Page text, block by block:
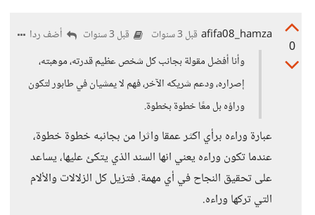
0
afifa08_hamza قبل 3 سنوات قبل 3 سنوات
أضف ردا
وأنا أفضل مقولة بجانب كل شخص عظيم قدرته، موهبته،
إصراره، ودعم شريكه الآخر، فهم لا يمشيان في طابور لتكون
وراؤه بل معًا خطوة بخطوة.
عبارة وراءه برأي اكثر عمقا واثرا من بجانبه خطوة خطوة،
عندما تكون وراءه يعني انها السند الذي يتكئ عليها، يساعد
على تحقيق النجاح في أي مهمة. فتزيل كل الزلالات والألام
التي تركها وراءه.